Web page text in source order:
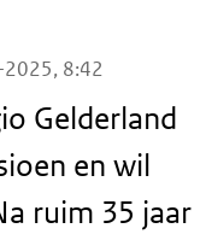
8:42
Gelderland
en wil
ruim 35 jaar